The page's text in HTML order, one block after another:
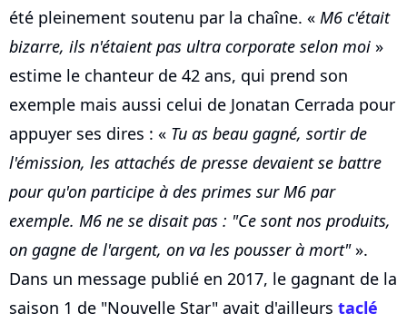
été pleinement soutenu par la chaîne. « M6 c'était
bizarre, ils n'étaient pas ultra corporate selon moi »
estime le chanteur de 42 ans, qui prend son
exemple mais aussi celui de Jonatan Cerrada pour
appuyer ses dires : « Tu as beau gagné, sortir de
l'émission, les attachés de presse devaient se battre
pour qu'on participe à des primes sur M6 par
exemple. M6 ne se disait pas : "Ce sont nos produits,
on gagne de l'argent, on va les pousser à mort"».
Dans un message publié en 2017, le gagnant de la
saison 1 de "Nouvelle Star" avait d'ailleurs taclé